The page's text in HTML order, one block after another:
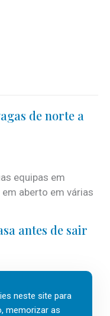
de norte a
equipas em
aberto em várias
antes de sair
férias, os fins-de-
fica mais
neste site para
memorizar as